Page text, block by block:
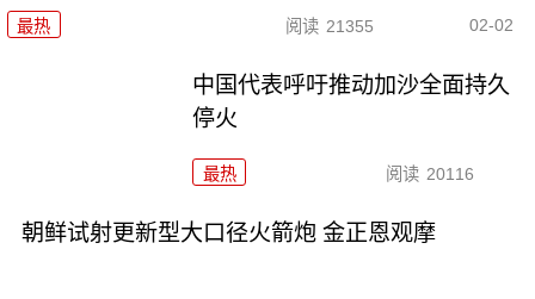
最热 阅读 21355 02-02
中国代表呼吁推动加沙全面持久
停火
最热 阅读 20116
朝鲜试射更新型大口径火箭炮 金正恩观摩